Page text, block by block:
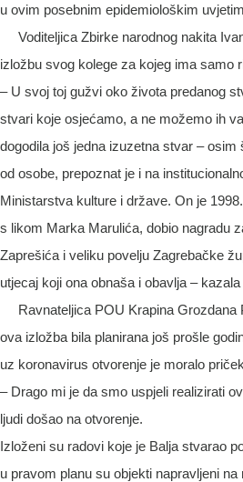
u ovim posebnim epidemiološkim
Voditeljica Zbirke narodnog nakita
izložbu svog kolege za kojeg ima samo
– U svoj toj gužvi oko života predanog
stvari koje osjećamo, a ne možemo ih
dogodila još jedna izuzetna stvar – osim
od osobe, prepoznat je i na
Ministarstva kulture i države. On je
s likom Marka Marulića, dobio nagradu
Zaprešića i veliku povelju Zagrebačke
utjecaj koji ona obnaša i obavlja –
Ravnateljica POU Krapina Grozdana
ova izložba bila planirana još prošle
uz koronavirus otvorenje je moralo
– Drago mi je da smo uspjeli realizirati
ljudi došao na otvorenje.
Izloženi su radovi koje je Balja stvarao
u pravom planu su objekti napravljeni